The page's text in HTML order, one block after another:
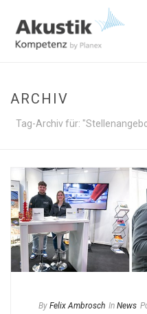
ARCHIV
Tag-Archiv für:
By Felix Ambrosch In News